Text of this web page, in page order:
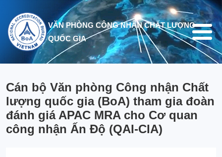
Nhảy đến nội dung
VĂN PHÒNG CÔNG NHẬN CHẤT LƯỢNG
QUỐC GIA
Cán bộ Văn phòng Công nhận Chất
lượng quốc gia (BoA) tham gia đoàn
đánh giá APAC MRA cho Cơ quan
công nhận Ấn Độ (QAI-CIA)